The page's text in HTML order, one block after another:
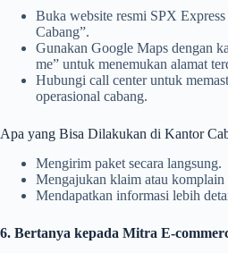
Buka website resmi SPX
Cabang”.
Gunakan Google Maps dengan
me” untuk menemukan alamat
Hubungi call center untuk
operasional cabang.
Apa yang Bisa Dilakukan di Kantor
Mengirim paket secara langsung.
Mengajukan klaim atau
Mendapatkan informasi lebih
6. Bertanya kepada Mitra E-